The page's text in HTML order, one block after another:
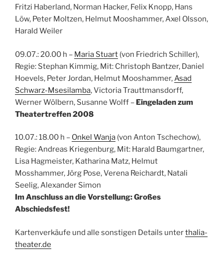
Fritzi Haberland, Norman Hacker, Felix Knopp, Hans
Löw, Peter Moltzen, Helmut Mooshammer, Axel Olsson,
Harald Weiler
09.07.: 20.00 h – Maria Stuart (von Friedrich Schiller),
Regie: Stephan Kimmig, Mit: Christoph Bantzer, Daniel
Hoevels, Peter Jordan, Helmut Mooshammer, Asad
Schwarz-Msesilamba, Victoria Trauttmansdorff,
Werner Wölbern, Susanne Wolff – Eingeladen zum
Theatertreffen 2008
10.07.: 18.00 h – Onkel Wanja (von Anton Tschechow),
Regie: Andreas Kriegenburg, Mit: Harald Baumgartner,
Lisa Hagmeister, Katharina Matz, Helmut
Mosshammer, Jörg Pose, Verena Reichardt, Natali
Seelig, Alexander Simon
Im Anschluss an die Vorstellung: Großes
Abschiedsfest!
Kartenverkäufe und alle sonstigen Details unterthalia-
theater.de